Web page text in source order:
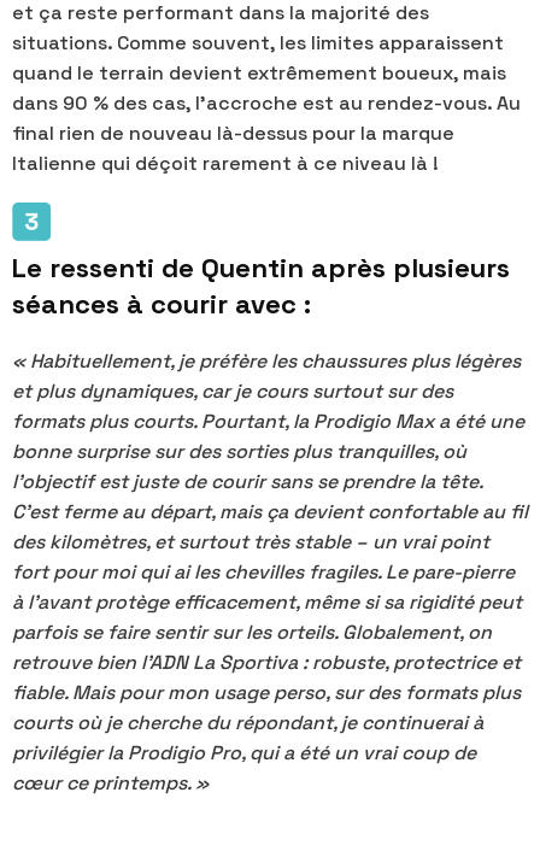
et ça reste performant dans la majorité des
situations. Comme souvent, les limites apparaissent
quand le terrain devient extrêmement boueux, mais
dans 90 % des cas, l'accroche est au rendez-vous. Au
final rien de nouveau là-dessus pour la marque
Italienne qui déçoit rarement à ce niveau là !
Le ressenti de Quentin après plusieurs
séances à courir avec :
« Habituellement, je préfère les chaussures plus légères
et plus dynamiques, car je cours surtout sur des
formats plus courts. Pourtant, la Prodigio Max a été une
bonne surprise sur des sorties plus tranquilles, où
l’objectif est juste de courir sans se prendre la tête.
C’est ferme au départ, mais ça devient confortable au fil
des kilomètres, et surtout très stable – un vrai point
fort pour moi qui ai les chevilles fragiles. Le pare-pierre
à l’avant protège efficacement, même si sa rigidité peut
parfois se faire sentir sur les orteils. Globalement, on
retrouve bien l’ADN La Sportiva : robuste, protectrice et
fiable. Mais pour mon usage perso, sur des formats plus
courts où je cherche du répondant, je continuerai à
privilégier la Prodigio Pro, qui a été un vrai coup de
cœur ce printemps. »